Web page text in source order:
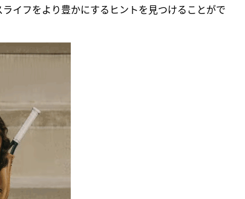
イフをより豊かにするヒントを見つけることがで